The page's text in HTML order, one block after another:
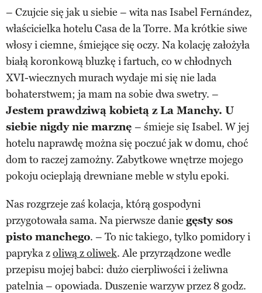
– Czujcie się jak u siebie – wita nas Isabel Fernández,
właścicielka hotelu Casa de la Torre. Ma krótkie siwe
włosy i ciemne, śmiejące się oczy. Na kolację założyła
białą koronkową bluzkę i fartuch, co w chłodnych
XVI-wiecznych murach wydaje mi się nie lada
bohaterstwem; ja mam na sobie dwa swetry. –
Jestem prawdziwą kobietą z La Manchy. U
siebie nigdy nie marznę – śmieje się Isabel. W jej
hotelu naprawdę można się poczuć jak w domu, choć
dom to raczej zamożny. Zabytkowe wnętrze mojego
pokoju ocieplają drewniane meble w stylu epoki.
Nas rozgrzeje zaś kolacja, którą gospodyni
przygotowała sama. Na pierwsze danie gęsty sos
pisto manchego. – To nic takiego, tylko pomidory i
papryka zoliwą z oliwek. Ale przyrządzone wedle
przepisu mojej babci: dużo cierpliwości i żeliwna
patelnia – opowiada. Duszenie warzyw przez 8 godz.